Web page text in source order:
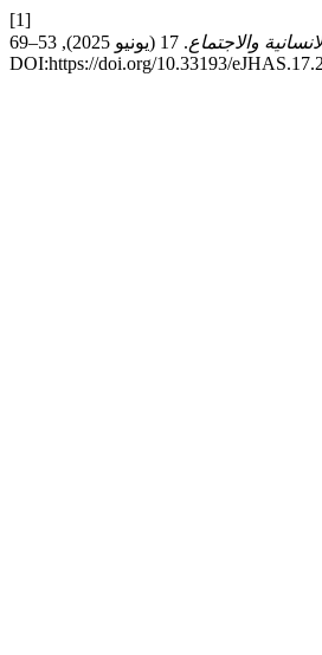
[1]
والاجتماع
. 17 (يونيو 2025), 53–69.
DOI:https://doi.org/10.33193/